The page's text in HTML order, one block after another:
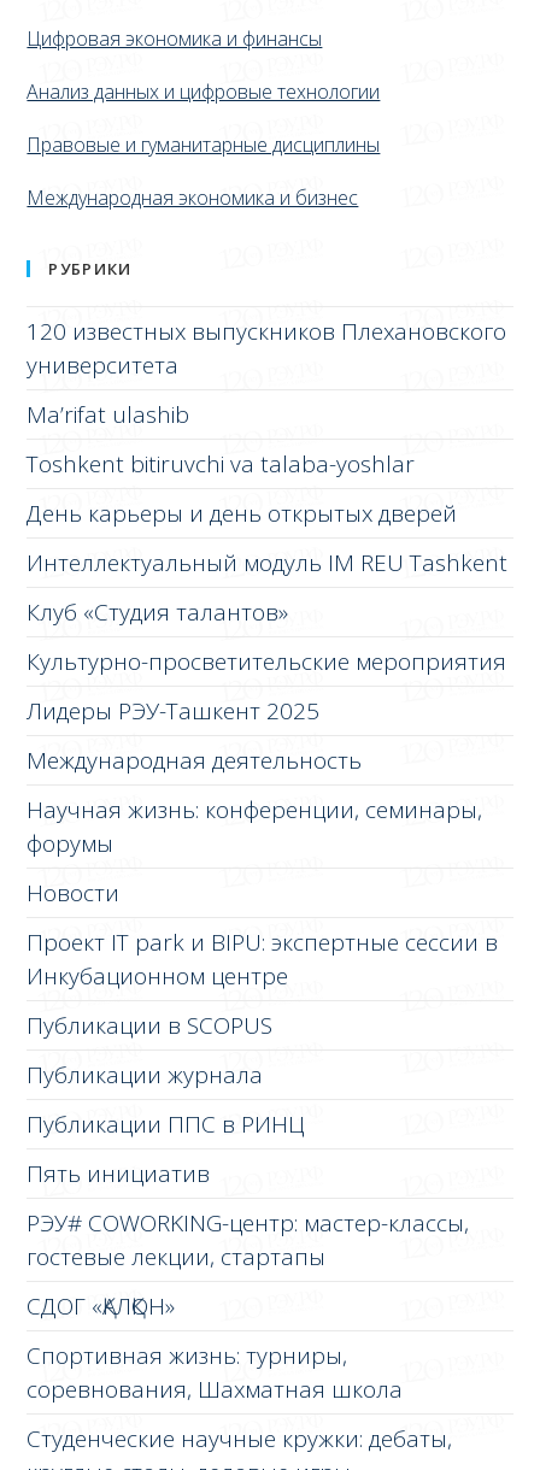
Цифровая экономика и финансы
Анализ данных и цифровые технологии
Правовые и гуманитарные дисциплины
Международная экономика и бизнес
РУБРИКИ
120 известных выпускников Плехановского
университета
Ma’rifat ulashib
Toshkent bitiruvchi va talaba-yoshlar
День карьеры и день открытых дверей
Интеллектуальный модуль IM REU Tashkent
Клуб «Студия талантов»
Культурно-просветительские мероприятия
Лидеры РЭУ-Ташкент 2025
Международная деятельность
Научная жизнь: конференции, семинары,
форумы
Новости
Проект IT park и BIPU: экспертные сессии в
Инкубационном центре
Публикации в SCOPUS
Публикации журнала
Публикации ППС в РИНЦ
Пять инициатив
РЭУ# COWORKING-центр: мастер-классы,
гостевые лекции, стартапы
СДОГ «ҚАЛҚОН»
Спортивная жизнь: турниры,
соревнования, Шахматная школа
Студенческие научные кружки: дебаты,